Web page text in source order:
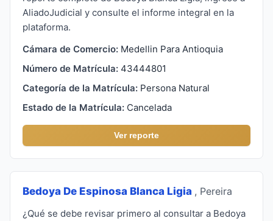
AliadoJudicial y consulte el informe integral en la
plataforma.
Cámara de Comercio: Medellin Para Antioquia
Número de Matrícula: 43444801
Categoría de la Matrícula: Persona Natural
Estado de la Matrícula: Cancelada
Ver reporte
Bedoya De Espinosa Blanca Ligia , Pereira
¿Qué se debe revisar primero al consultar a Bedoya